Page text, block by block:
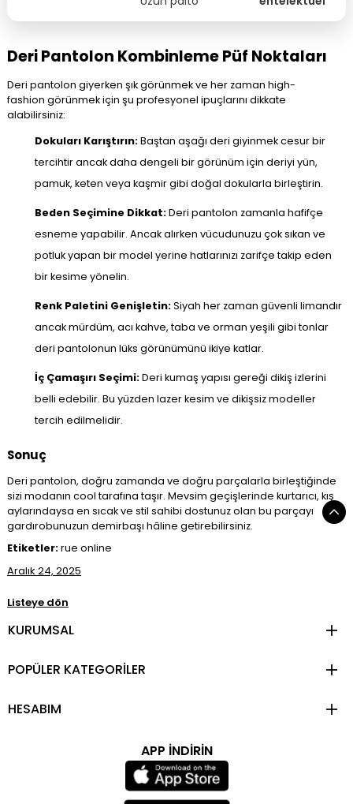
Deri Pantolon Kombinleme Püf Noktaları
Deri pantolon giyerken şık görünmek ve her zaman high-
fashion görünmek için şu profesyonel ipuçlarını dikkate
alabilirsiniz:
Dokuları Karıştırın:Baştan aşağı deri giyinmek cesur bir
tercihtir ancak daha dengeli bir görünüm için deriyi yün,
pamuk, keten veya kaşmir gibi doğal dokularla birleştirin.
Beden Seçimine Dikkat:Deri pantolon zamanla hafifçe
esneme yapabilir. Ancak alırken vücudunuzu çok sıkan ve
potluk yapan bir model yerine hatlarınızı zarifçe takip eden
bir kesime yönelin.
Renk Paletini Genişletin:Siyah her zaman güvenli limandır
ancak mürdüm, acı kahve, taba ve orman yeşili gibi tonlar
deri pantolonun lüks görünümünü ikiye katlar.
İç Çamaşırı Seçimi:Deri kumaş yapısı gereği dikiş izlerini
belli edebilir. Bu yüzden lazer kesim ve dikişsiz modeller
tercih edilmelidir.
Sonuç
Deri pantolon, doğru zamanda ve doğru parçalarla birleştiğinde
sizi modanın cool tarafına taşır. Mevsim geçişlerinde kurtarıcı, kış
aylarındaysa en sıcak ve stil sahibi dostunuz olan bu parçayı
gardırobunuzun demirbaşı hâline getirebilirsiniz.
Etiketler:rue online
Aralık 24, 2025
Listeye dön
KURUMSAL
POPÜLER KATEGORİLER
HESABIM
APP İNDİRİN